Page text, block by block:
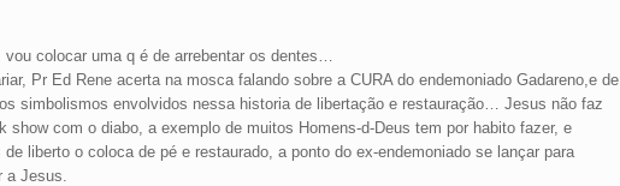
colocar uma q é de arrebentar os dentes…
Pr Ed Rene acerta na mosca falando sobre a CURA do endemoniado Gadareno,e de
simbolismos envolvidos nessa historia de libertação e restauração… Jesus não faz
show com o diabo, a exemplo de muitos Homens-d-Deus tem por habito fazer, e
de liberto o coloca de pé e restaurado, a ponto do ex-endemoniado se lançar para
a Jesus.